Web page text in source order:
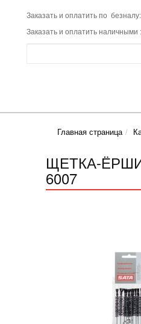
Заказать и оплатить по
Заказать и оплатить наличными
Главная страница
ЩЕТКА-
6007